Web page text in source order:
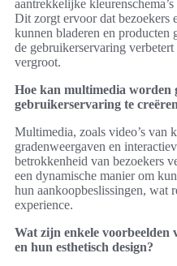
aantrekkelijke
Dit zorgt ervoor dat bezoekers
kunnen bladeren en
de gebruikerservaring
vergroot.
Hoe kan multimedia worden
gebruikerservaring te
Multimedia, zoals video’s van
gradenweergaven en
betrokkenheid van bezoekers
een dynamische manier om
hun aankoopbeslissingen, wat
experience.
Wat zijn enkele voorbeelden
en hun esthetisch design?